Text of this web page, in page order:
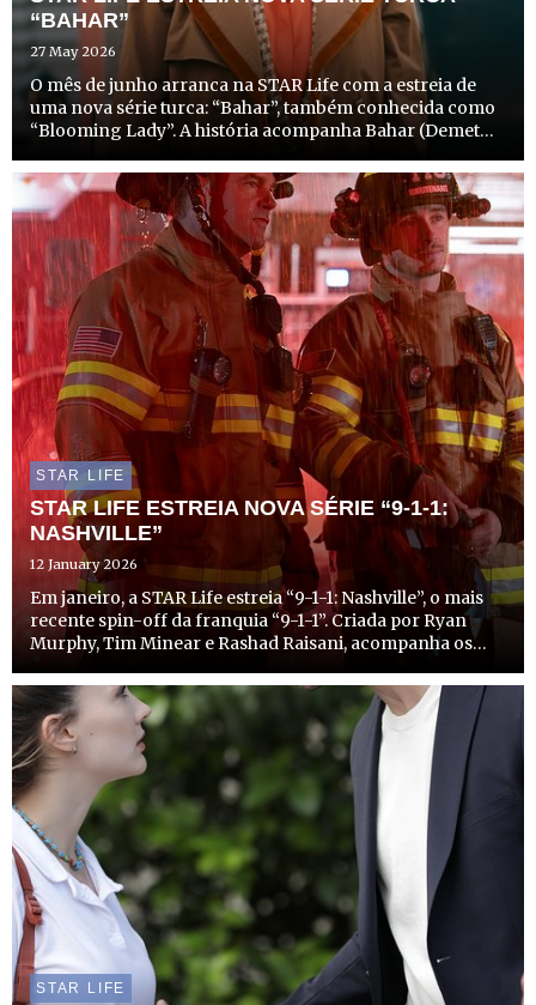
“BAHAR”
27 May 2026
O mês de junho arranca na STAR Life com a estreia de
uma nova série turca: “Bahar”, também conhecida como
“Blooming Lady”. A história acompanha Bahar (Demet
STAR LIFE
STAR LIFE ESTREIA NOVA SÉRIE “9-1-1:
NASHVILLE”
12 January 2026
Em janeiro, a STAR Life estreia “9-1-1: Nashville”, o mais
recente spin-off da franquia “9-1-1”. Criada por Ryan
Murphy, Tim Minear e Rashad Raisani, acompanha os
bombeiros, paramédicos e polícias da cidade, enquanto
enfr...
STAR LIFE